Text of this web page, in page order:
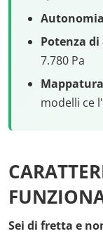
Potenza
7.780 Pa
modelli ce
Sei di fretta e